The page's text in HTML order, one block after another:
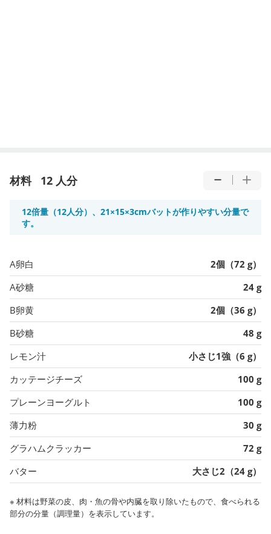
材料 12 人分
12倍量（12人分）、21×15×3cmバットが作りやすい分量で
す。
A卵白
2個（72 g）
A砂糖
24 g
B卵黄
2個（36 g）
B砂糖
48 g
レモン汁
小さじ1強（6 g）
カッテージチーズ
100 g
プレーンヨーグルト
100 g
薄力粉
30 g
グラハムクラッカー
72 g
バター
大さじ2（24 g）
※ 材料は野菜の皮、肉・魚の骨や内臓を取り除いたもので、食べられる
部分の分量（調理量）を表示しています。